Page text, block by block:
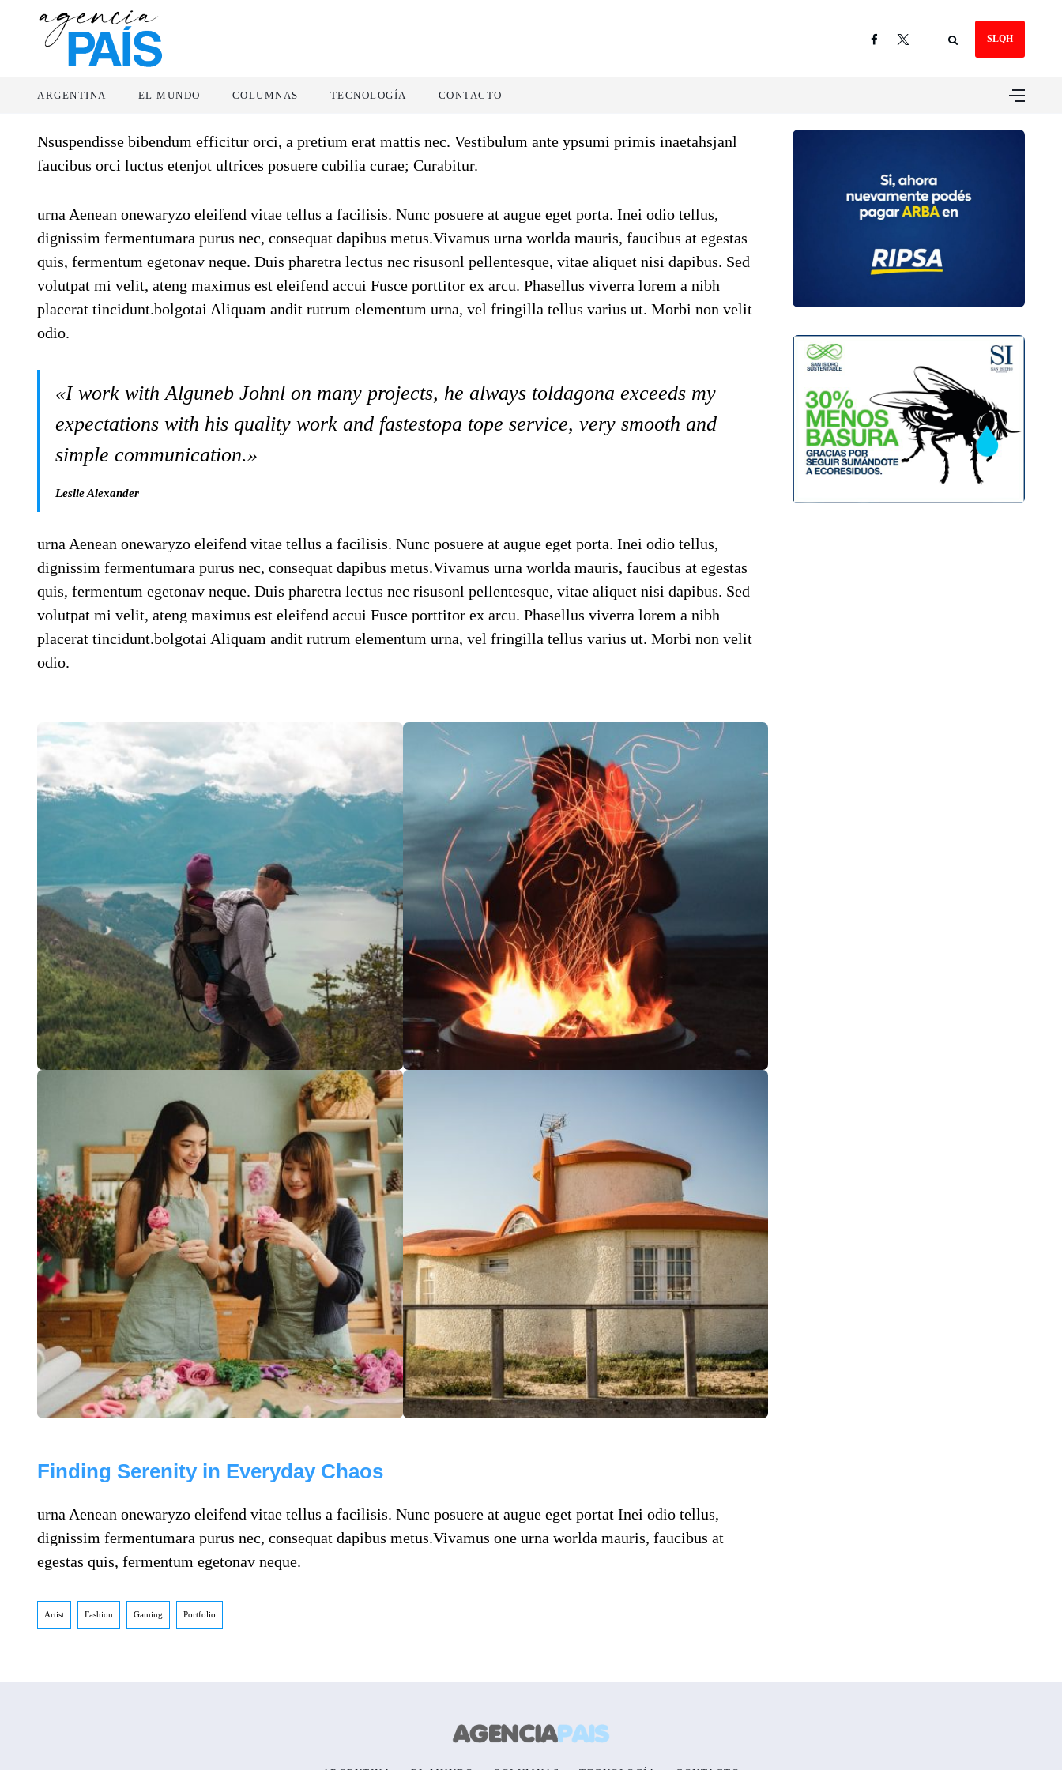
SLQH
ARGENTINA EL MUNDO COLUMNAS TECNOLOGÍA CONTACTO
Nsuspendisse bibendum efficitur orci, a pretium erat mattis nec. Vestibulum ante ypsumi primis inaetahsjanl
faucibus orci luctus etenjot ultrices posuere cubilia curae; Curabitur.
urna Aenean onewaryzo eleifend vitae tellus a facilisis. Nunc posuere at augue eget porta. Inei odio tellus,
dignissim fermentumara purus nec, consequat dapibus metus.Vivamus urna worlda mauris, faucibus at egestas
quis, fermentum egetonav neque. Duis pharetra lectus nec risusonl pellentesque, vitae aliquet nisi dapibus. Sed
volutpat mi velit, ateng maximus est eleifend accui Fusce porttitor ex arcu. Phasellus viverra lorem a nibh
placerat tincidunt.bolgotai Aliquam andit rutrum elementum urna, vel fringilla tellus varius ut. Morbi non velit
odio.
«I work with Alguneb Johnl on many projects, he always toldagona exceeds my
expectations with his quality work and fastestopa tope service, very smooth and
simple communication.»
Leslie Alexander
urna Aenean onewaryzo eleifend vitae tellus a facilisis. Nunc posuere at augue eget porta. Inei odio tellus,
dignissim fermentumara purus nec, consequat dapibus metus.Vivamus urna worlda mauris, faucibus at egestas
quis, fermentum egetonav neque. Duis pharetra lectus nec risusonl pellentesque, vitae aliquet nisi dapibus. Sed
volutpat mi velit, ateng maximus est eleifend accui Fusce porttitor ex arcu. Phasellus viverra lorem a nibh
placerat tincidunt.bolgotai Aliquam andit rutrum elementum urna, vel fringilla tellus varius ut. Morbi non velit
odio.
Finding Serenity in Everyday Chaos
urna Aenean onewaryzo eleifend vitae tellus a facilisis. Nunc posuere at augue eget portat Inei odio tellus,
dignissim fermentumara purus nec, consequat dapibus metus.Vivamus one urna worlda mauris, faucibus at
egestas quis, fermentum egetonav neque.
Artist Fashion Gaming Portfolio